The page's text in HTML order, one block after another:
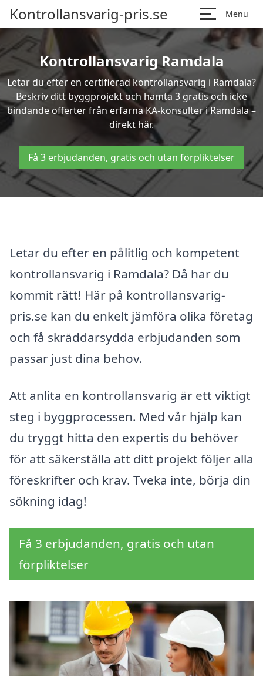
Kontrollansvarig-pris.se Menu
Kontrollansvarig Ramdala
Letar du efter en certifierad kontrollansvarig i Ramdala?
Beskriv ditt byggprojekt och hämta 3 gratis och icke
bindande offerter från erfarna KA-konsulter i Ramdala –
direkt här.
Få 3 erbjudanden, gratis och utan förpliktelser
Letar du efter en pålitlig och kompetent
kontrollansvarig i Ramdala? Då har du
kommit rätt! Här på kontrollansvarig-
pris.se kan du enkelt jämföra olika företag
och få skräddarsydda erbjudanden som
passar just dina behov.
Att anlita en kontrollansvarig är ett viktigt
steg i byggprocessen. Med vår hjälp kan
du tryggt hitta den expertis du behöver
för att säkerställa att ditt projekt följer alla
föreskrifter och krav. Tveka inte, börja din
sökning idag!
Få 3 erbjudanden, gratis och utan
förpliktelser